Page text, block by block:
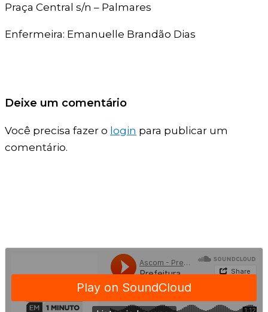
Praça Central s/n – Palmares
Enfermeira: Emanuelle Brandão Dias
Deixe um comentário
Você precisa fazer o login para publicar um
comentário.